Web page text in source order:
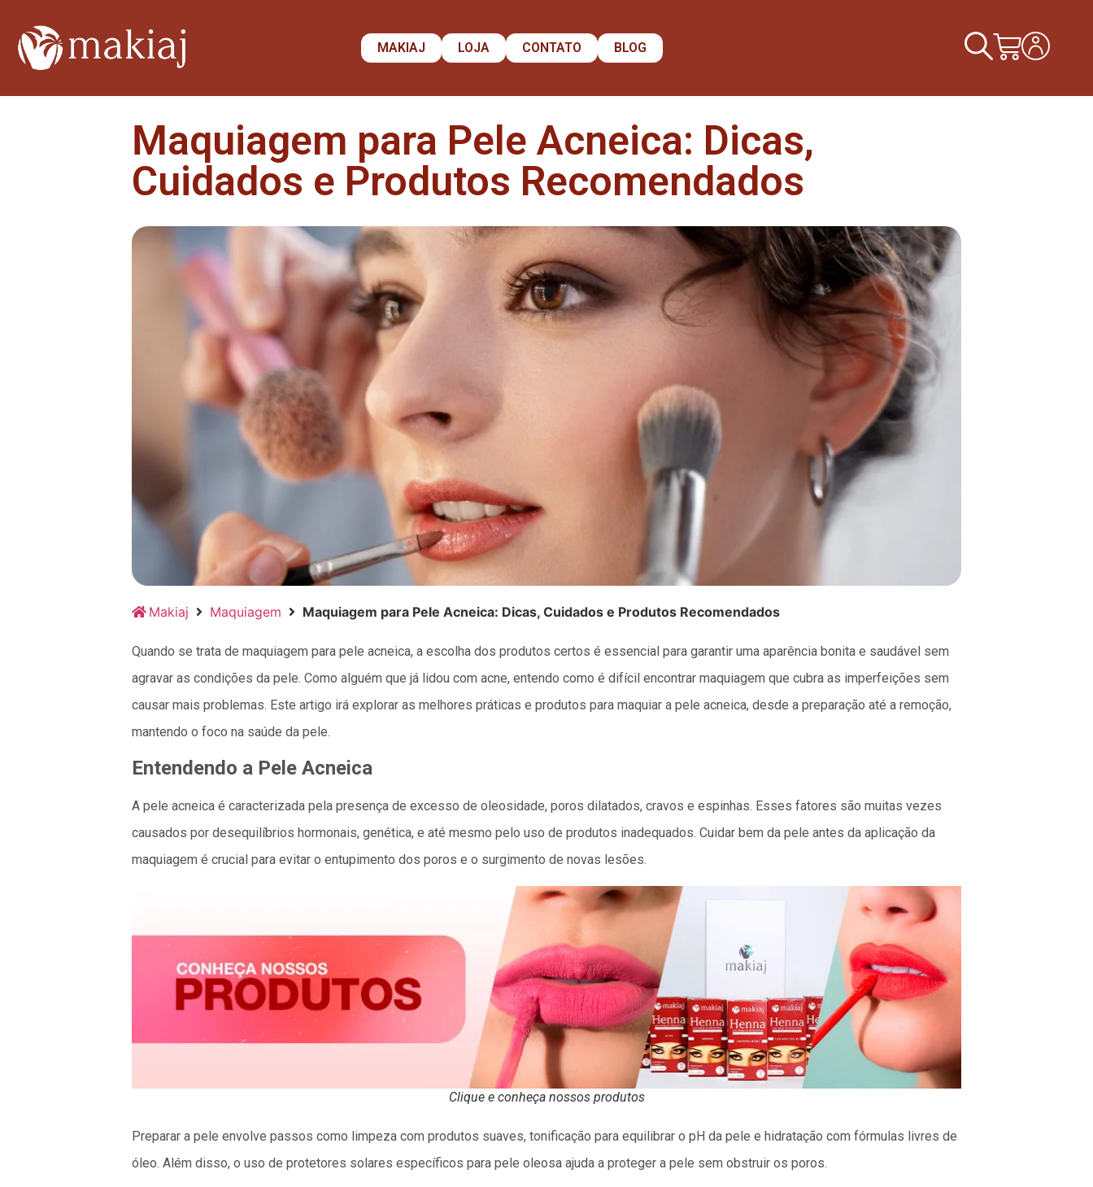
MAKIAJ LOJA CONTATO BLOG
Maquiagem para Pele Acneica: Dicas,
Cuidados e Produtos Recomendados
Makiaj Maquiagem Maquiagem para Pele Acneica: Dicas, Cuidados e Produtos Recomendados
Quando se trata de maquiagem para pele acneica, a escolha dos produtos certos é essencial para garantir uma aparência bonita e saudável sem
agravar as condições da pele. Como alguém que já lidou com acne, entendo como é difícil encontrar maquiagem que cubra as imperfeições sem
causar mais problemas. Este artigo irá explorar as melhores práticas e produtos para maquiar a pele acneica, desde a preparação até a remoção,
mantendo o foco na saúde da pele.
Entendendo a Pele Acneica
A pele acneica é caracterizada pela presença de excesso de oleosidade, poros dilatados, cravos e espinhas. Esses fatores são muitas vezes
causados por desequilíbrios hormonais, genética, e até mesmo pelo uso de produtos inadequados. Cuidar bem da pele antes da aplicação da
maquiagem é crucial para evitar o entupimento dos poros e o surgimento de novas lesões.
Clique e conheça nossos produtos
Preparar a pele envolve passos como limpeza com produtos suaves, tonificação para equilibrar o pH da pele e hidratação com fórmulas livres de
óleo. Além disso, o uso de protetores solares específicos para pele oleosa ajuda a proteger a pele sem obstruir os poros.